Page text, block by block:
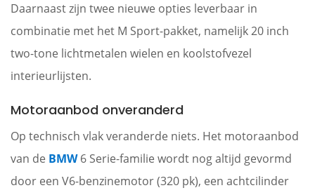
Daarnaast zijn twee nieuwe opties leverbaar in
combinatie met het M Sport-pakket, namelijk 20 inch
two-tone lichtmetalen wielen en koolstofvezel
interieurlijsten.
Motoraanbod onveranderd
Op technisch vlak veranderde niets. Het motoraanbod
van de BMW6 Serie-familie wordt nog altijd gevormd
door een V6-benzinemotor (320 pk), een achtcilinder